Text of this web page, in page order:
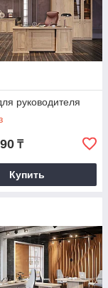
орнаментом в
на
руководителя
₸
Купить